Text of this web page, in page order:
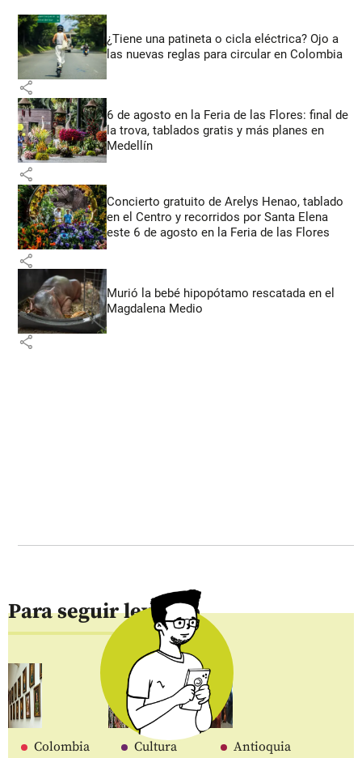
¿Tiene una patineta o cicla eléctrica? Ojo a
las nuevas reglas para circular en Colombia
share
6 de agosto en la Feria de las Flores: final de
la trova, tablados gratis y más planes en
Medellín
share
Concierto gratuito de Arelys Henao, tablado
en el Centro y recorridos por Santa Elena
este 6 de agosto en la Feria de las Flores
share
Murió la bebé hipopótamo rescatada en el
Magdalena Medio
share
Para seguir leyendo
Colombia Cultura Antioquia